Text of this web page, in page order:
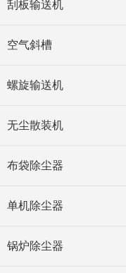
刮板输送机
空气斜槽
螺旋输送机
无尘散装机
布袋除尘器
单机除尘器
锅炉除尘器